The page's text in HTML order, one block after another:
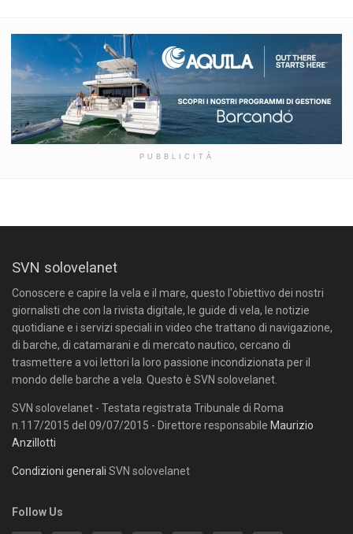
PUBBLICITÀ
SVN solovelanet
Conoscere e capire la vela e il mare, questo l'obiettivo dei nostri
giornalisti che con la rivista digitale, le guide di vela, le notizie
quotidiane e i servizi speciali in video che trattano di navigazione,
di barche, di catamarani e di mercato nautico, cercano di
trasmettere a voi lettori la loro passione incondizionata per il
mondo delle barche a vela. Questo è SVN solovelanet.
SVN solovelanet - Testata registrata Tribunale di Roma
n.117/2015 del 09/07/2015 - Direttore responsabile Maurizio
Anzillotti
Condizioni generali SVN solovelanet
Follow Us